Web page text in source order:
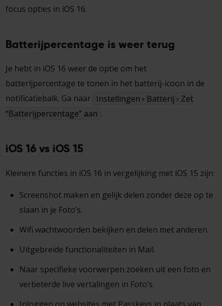
focus opties in iOS 16.
Batterijpercentage is weer terug
Je hebt in iOS 16 weer de optie om het
batterijpercentage te tonen in het batterij-icoon in de
notificatiebalk. Ga naar Instellingen › Batterij › Zet
“Batterijpercentage” aan .
iOS 16 vs iOS 15
Kleinere functies in iOS 16 in vergelijking met iOS 15 zijn:
Screenshot maken en gelijk delen zonder deze op te
slaan in je Foto’s.
Wifi wachtwoorden bekijken en delen met anderen.
Uitgebreide functionaliteiten in Mail.
Naar specifieke voorwerpen zoeken uit een foto en
verbeterde live vertalingen in Foto’s.